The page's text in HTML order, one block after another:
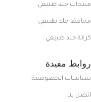
منتجات جلد طبيعي
محافظ جلد طبيعي
كراتة جلد طبيعي
روابط مفيدة
سياسات الخصوصية
اتصل بنا